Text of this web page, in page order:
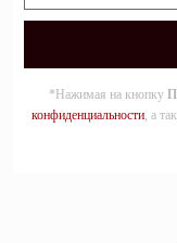
*Нажимая на кнопку
конфиденциальности, а